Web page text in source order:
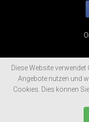
Diese Website
Angebote nutzen und
Cookies. Dies können